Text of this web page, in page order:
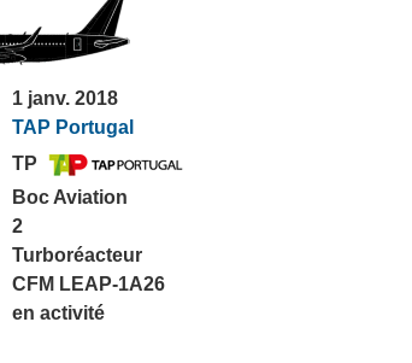
1 janv. 2018
TAP Portugal
TP
Boc Aviation
2
Turboréacteur
CFM LEAP-1A26
en activité